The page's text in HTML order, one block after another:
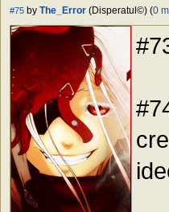
#75 by The_Error (Disperatul©) (0